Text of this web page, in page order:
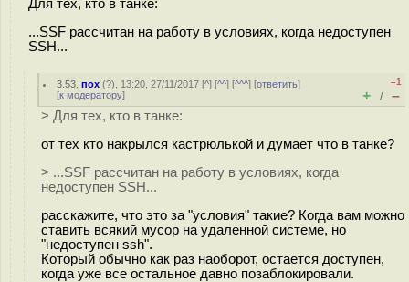
Для тех, кто в танке:
...SSF рассчитан на работу в условиях, когда недоступен
SSH...
3.53 ,пох (?), 13:20, 27/11/2017 [^] [^^] [^^^] [ответить]
[к модератору]
–1
+ / –
> Для тех, кто в танке:
от тех кто накрылся кастрюлькой и думает что в танке?
> ...SSF рассчитан на работу в условиях, когда
недоступен SSH...
расскажите, что это за "условия" такие? Когда вам можно
ставить всякий мусор на удаленной системе, но
"недоступен ssh".
Который обычно как раз наоборот, остается доступен,
когда уже все остальное давно позаблокировали.